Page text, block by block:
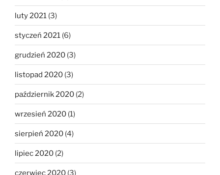
luty 2021 (3)
styczeń 2021 (6)
grudzień 2020 (3)
listopad 2020 (3)
październik 2020 (2)
wrzesień 2020 (1)
sierpień 2020 (4)
lipiec 2020 (2)
czerwiec 2020 (3)